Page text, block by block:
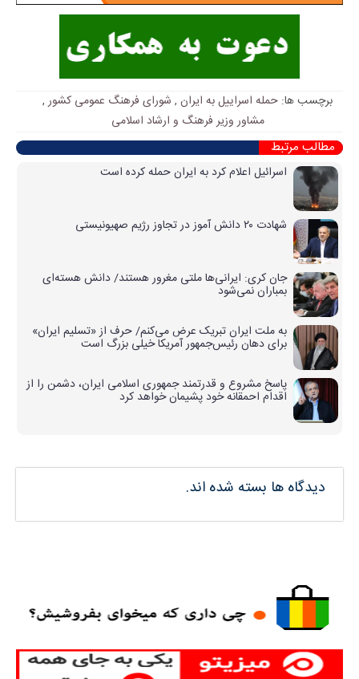
برچسب ها: حمله اسراییل به ایران , شورای فرهنگ عمومی کشور,
مشاور وزیر فرهنگ و ارشاد اسلامی
مطالب مرتبط
اسرائیل اعلام کرد به ایران حمله کرده است
شهادت ۲۰ دانش آموز در تجاوز رژیم صهیونیستی
جان کری: ایرانی‌ها ملتی مغرور هستند/ دانش هسته‌ای
بمباران نمی‌شود
به ملت ایران تبریک عرض می‌کنم/ حرف از «تسلیم ایران»
برای دهان رئیس‌جمهور آمریکا خیلی بزرگ است
پاسخ مشروع و قدرتمند جمهوری اسلامی ایران، دشمن را از
اقدام احمقانه خود پشیمان خواهد کرد
دیدگاه ها بسته شده اند.